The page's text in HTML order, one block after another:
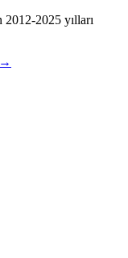
2012-2025 yılları
→